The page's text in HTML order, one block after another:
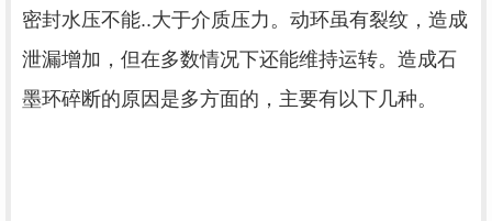
密封水压不能..大于介质压力。动环虽有裂纹，造成
泄漏增加，但在多数情况下还能维持运转。造成石
墨环碎断的原因是多方面的，主要有以下几种。